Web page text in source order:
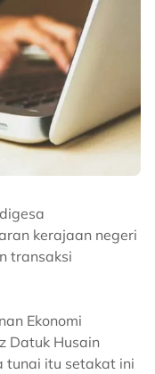
kerajaan negeri
transaksi
Ekonomi
Datuk Husain
tunai itu setakat ini